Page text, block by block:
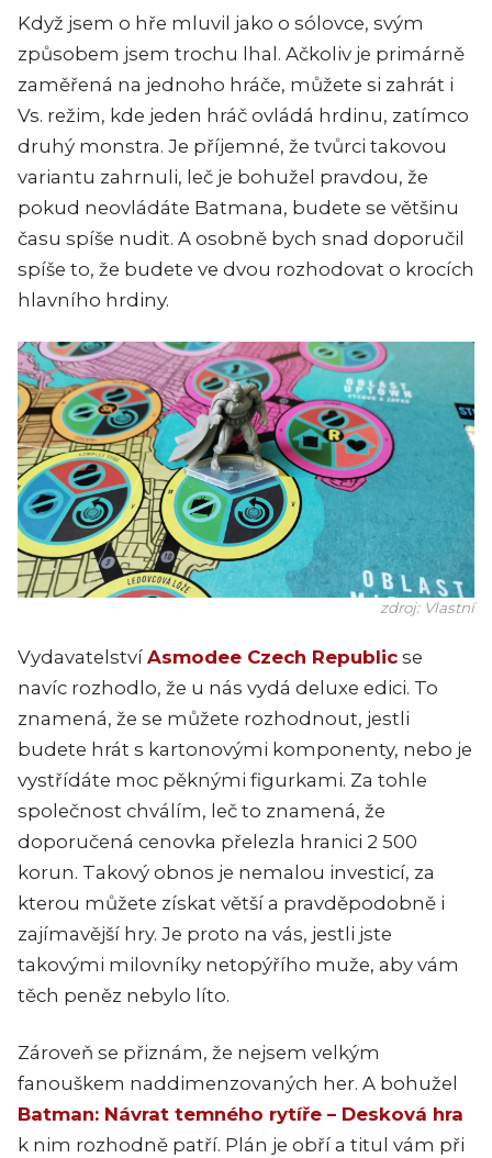
Když jsem o hře mluvil jako o sólovce, svým
způsobem jsem trochu lhal. Ačkoliv je primárně
zaměřená na jednoho hráče, můžete si zahrát i
Vs. režim, kde jeden hráč ovládá hrdinu, zatímco
druhý monstra. Je příjemné, že tvůrci takovou
variantu zahrnuli, leč je bohužel pravdou, že
pokud neovládáte Batmana, budete se většinu
času spíše nudit. A osobně bych snad doporučil
spíše to, že budete ve dvou rozhodovat o krocích
hlavního hrdiny.
zdroj: Vlastní
Vydavatelství Asmodee Czech Republic se
navíc rozhodlo, že u nás vydá deluxe edici. To
znamená, že se můžete rozhodnout, jestli
budete hrát s kartonovými komponenty, nebo je
vystřídáte moc pěknými figurkami. Za tohle
společnost chválím, leč to znamená, že
doporučená cenovka přelezla hranici 2 500
korun. Takový obnos je nemalou investicí, za
kterou můžete získat větší a pravděpodobně i
zajímavější hry. Je proto na vás, jestli jste
takovými milovníky netopýřího muže, aby vám
těch peněz nebylo líto.
Zároveň se přiznám, že nejsem velkým
fanouškem naddimenzovaných her. A bohužel
Batman: Návrat temného rytíře – Desková hra
k nim rozhodně patří. Plán je obří a titul vám při